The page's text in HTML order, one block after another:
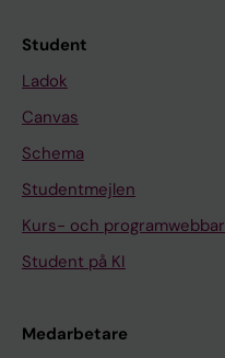
Student
Ladok
Canvas
Schema
Studentmejlen
Kurs- och programwebbar
Student på KI
Medarbetare